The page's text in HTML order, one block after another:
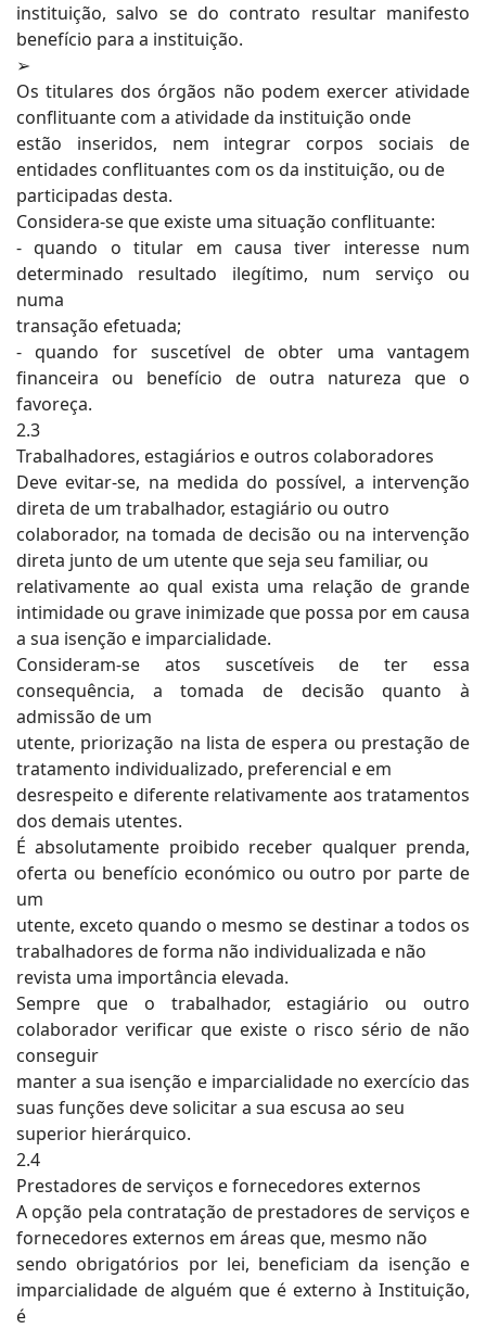
instituição, salvo se do contrato resultar manifesto
benefício para a instituição.
➢
Os titulares dos órgãos não podem exercer atividade
conflituante com a atividade da instituição onde
estão inseridos, nem integrar corpos sociais de
entidades conflituantes com os da instituição, ou de
participadas desta.
Considera-se que existe uma situação conflituante:
- quando o titular em causa tiver interesse num
determinado resultado ilegítimo, num serviço ou
numa
transação efetuada;
- quando for suscetível de obter uma vantagem
financeira ou benefício de outra natureza que o
favoreça.
2.3
Trabalhadores, estagiários e outros colaboradores
Deve evitar-se, na medida do possível, a intervenção
direta de um trabalhador, estagiário ou outro
colaborador, na tomada de decisão ou na intervenção
direta junto de um utente que seja seu familiar, ou
relativamente ao qual exista uma relação de grande
intimidade ou grave inimizade que possa por em causa
a sua isenção e imparcialidade.
Consideram-se atos suscetíveis de ter essa
consequência, a tomada de decisão quanto à
admissão de um
utente, priorização na lista de espera ou prestação de
tratamento individualizado, preferencial e em
desrespeito e diferente relativamente aos tratamentos
dos demais utentes.
É absolutamente proibido receber qualquer prenda,
oferta ou benefício económico ou outro por parte de
um
utente, exceto quando o mesmo se destinar a todos os
trabalhadores de forma não individualizada e não
revista uma importância elevada.
Sempre que o trabalhador, estagiário ou outro
colaborador verificar que existe o risco sério de não
conseguir
manter a sua isenção e imparcialidade no exercício das
suas funções deve solicitar a sua escusa ao seu
superior hierárquico.
2.4
Prestadores de serviços e fornecedores externos
A opção pela contratação de prestadores de serviços e
fornecedores externos em áreas que, mesmo não
sendo obrigatórios por lei, beneficiam da isenção e
imparcialidade de alguém que é externo à Instituição,
é